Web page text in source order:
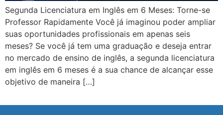
Segunda Licenciatura em Inglês em 6 Meses: Torne-se
Professor Rapidamente Você já imaginou poder ampliar
suas oportunidades profissionais em apenas seis
meses? Se você já tem uma graduação e deseja entrar
no mercado de ensino de inglês, a segunda licenciatura
em inglês em 6 meses é a sua chance de alcançar esse
objetivo de maneira […]